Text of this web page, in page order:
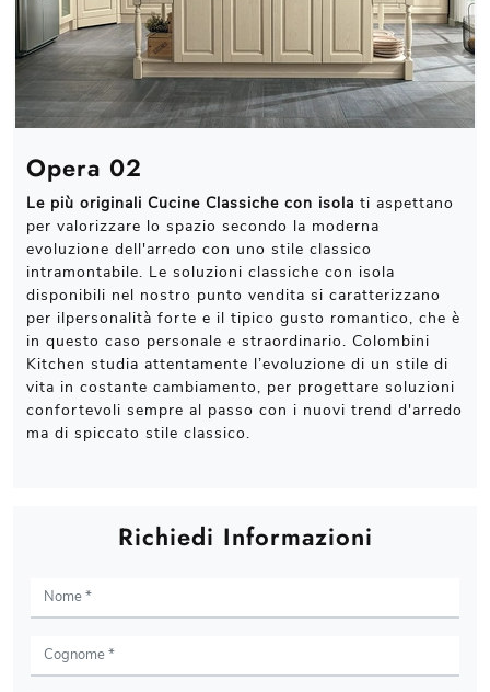
Opera 02
Le più originali Cucine Classiche con isola ti aspettano
per valorizzare lo spazio secondo la moderna
evoluzione dell'arredo con uno stile classico
intramontabile. Le soluzioni classiche con isola
disponibili nel nostro punto vendita si caratterizzano
per ilpersonalità forte e il tipico gusto romantico, che è
in questo caso personale e straordinario. Colombini
Kitchen studia attentamente l’evoluzione di un stile di
vita in costante cambiamento, per progettare soluzioni
confortevoli sempre al passo con i nuovi trend d'arredo
ma di spiccato stile classico.
Richiedi Informazioni